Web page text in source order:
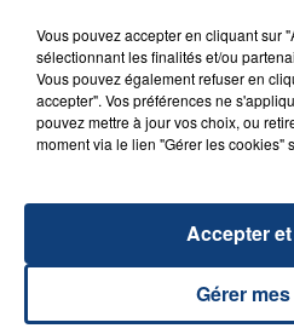
INCENDIE MORTEL À
SON BÉBÉ ENTRE LA VIE
aspergé sa compagne et
d'un liquide inflammable.
Vous pouvez accepter en cliquant sur
sélectionnant les finalités et/ou
Vous pouvez également refuser en
accepter". Vos préférences ne
pouvez mettre à jour vos choix, ou
moment via le lien "Gérer les cookies"
Gérer
Accepter